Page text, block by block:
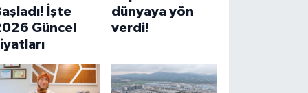
İşte
Güncel
dünyaya yön
verdi!